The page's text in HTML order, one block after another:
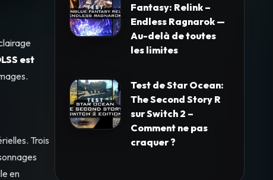
est
Trois
en
Fantasy: Relink –
Endless Ragnarok —
Au-delà de toutes
les limites
Test de Star Ocean:
The Second Story R
sur Switch 2 –
Comment ne pas
craquer ?